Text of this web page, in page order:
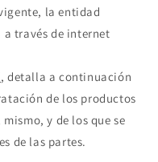
la entidad
a través de internet
, detalla a continuación
de los productos
y de los que se
de las partes.